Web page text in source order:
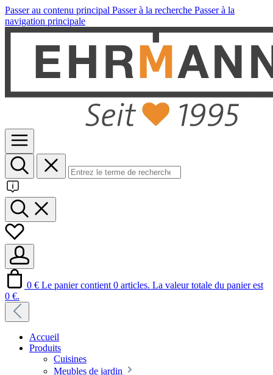
Passer au contenu principal Passer à la recherche Passer à la
navigation principale
0 € Le panier contient 0 articles. La valeur totale du panier est
0 €.
Accueil
Produits
Cuisines
Meubles de jardin